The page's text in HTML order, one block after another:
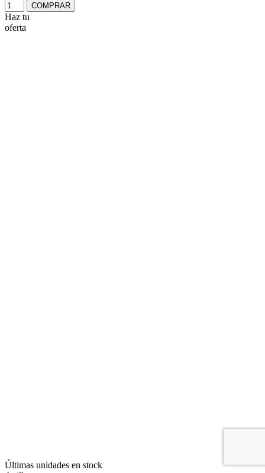
COMPRAR
Haz tu
oferta
Últimas unidades en stock